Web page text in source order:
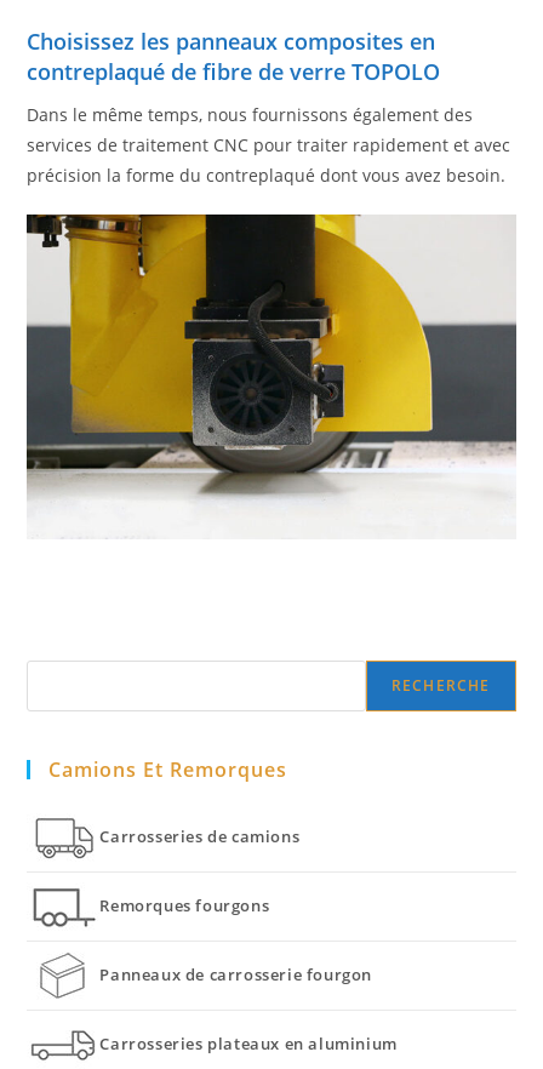
Choisissez les panneaux composites en
contreplaqué de fibre de verre TOPOLO
Dans le même temps, nous fournissons également des
services de traitement CNC pour traiter rapidement et avec
précision la forme du contreplaqué dont vous avez besoin.
RECHERCHE
Camions Et Remorques
Carrosseries de camions
Remorques fourgons
Panneaux de carrosserie fourgon
Carrosseries plateaux en aluminium